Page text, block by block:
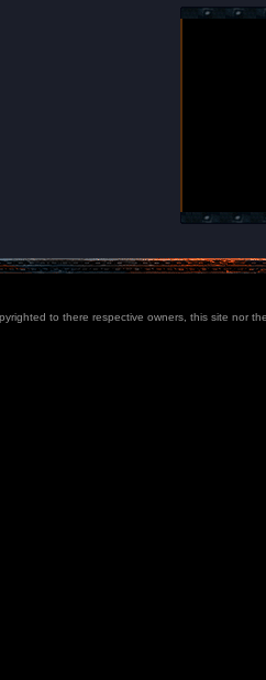
to there respective owners, this site nor